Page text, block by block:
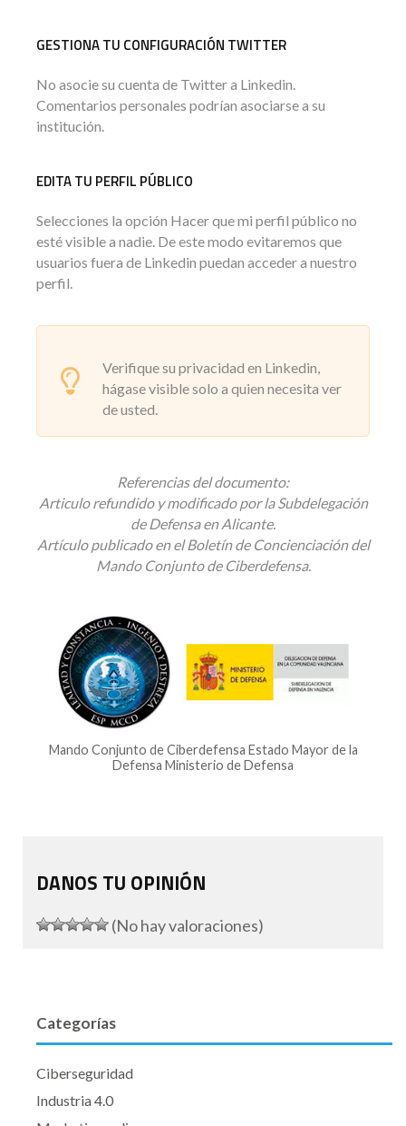
GESTIONA TU CONFIGURACIÓN TWITTER
No asocie su cuenta de Twitter a Linkedin.
Comentarios personales podrían asociarse a su
institución.
EDITA TU PERFIL PÚBLICO
Selecciones la opción Hacer que mi perfil público no
esté visible a nadie. De este modo evitaremos que
usuarios fuera de Linkedin puedan acceder a nuestro
perfil.
Verifique su privacidad en Linkedin,
hágase visible solo a quien necesita ver
de usted.
Referencias del documento:
Articulo refundido y modificado por la Subdelegación
de Defensa en Alicante.
Artículo publicado en el Boletín de Concienciación del
Mando Conjunto de Ciberdefensa.
Mando Conjunto de Ciberdefensa Estado Mayor de la
Defensa Ministerio de Defensa
DANOS TU OPINIÓN
(No hay valoraciones)
Categorías
Ciberseguridad
Industria 4.0